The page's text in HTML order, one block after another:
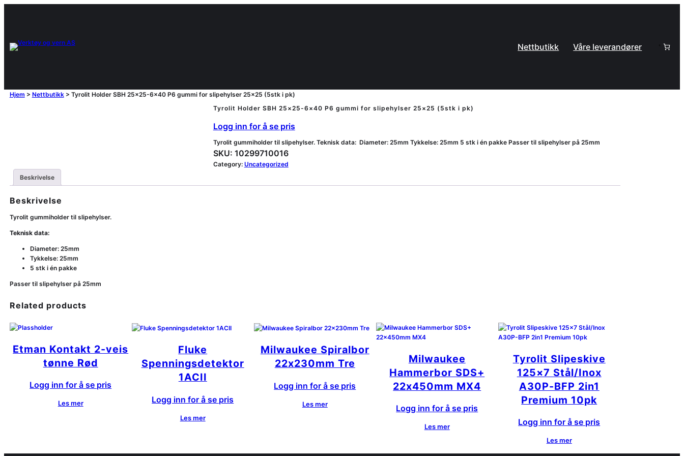
Nettbutikk Våre leverandører
Hjem > Nettbutikk> Tyrolit Holder SBH 25×25-6×40 P6 gummi for slipehylser 25×25 (5stk i pk)
Tyrolit Holder SBH 25×25-6×40 P6 gummi for slipehylser 25×25 (5stk i pk)
Logg inn for å se pris
Tyrolit gummiholder til slipehylser. Teknisk data: Diameter: 25mm Tykkelse: 25mm 5 stk i én pakke Passer til slipehylser på 25mm
SKU: 10299710016
Category: Uncategorized
Beskrivelse
Beskrivelse
Tyrolit gummiholder til slipehylser.
Teknisk data:
Diameter: 25mm
Tykkelse: 25mm
5 stk i én pakke
Passer til slipehylser på 25mm
Related products
Etman Kontakt 2-veis
tønne Rød
Logg inn for å se pris
Les mer
Fluke
Spenningsdetektor
1ACII
Logg inn for å se pris
Les mer
Milwaukee Spiralbor
22x230mm Tre
Logg inn for å se pris
Les mer
Milwaukee
Hammerbor SDS+
22x450mm MX4
Logg inn for å se pris
Les mer
Tyrolit Slipeskive
125×7 Stål/Inox
A30P-BFP 2in1
Premium 10pk
Logg inn for å se pris
Les mer